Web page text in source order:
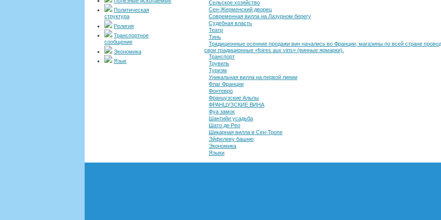
Политическая
структура
Религия
Транспортное
сообщение
Экономика
Язык
Сельское хозяйство
Сен-Жерменский дворец
Современная вилла на Лазурном берегу
Судебная власть
Театр
Тинь
Традиционные осенние продажи вин начались во Франции, магазины по всей стране
свои традиционные «foires aux vins» (винные ярмарки).
Транспорт
Трувиль
Туризм
Уникальная вилла на первой линии
Флаг Франции
Фонтевро
Французские Альпы
ФРАНЦУЗСКИЕ ВИНА
Фуа замок
Шантийи усадьба
Шато де Рео
Шикарная вилла в Сен-Тропе
Эйфелеву башню
Экономика
Языки